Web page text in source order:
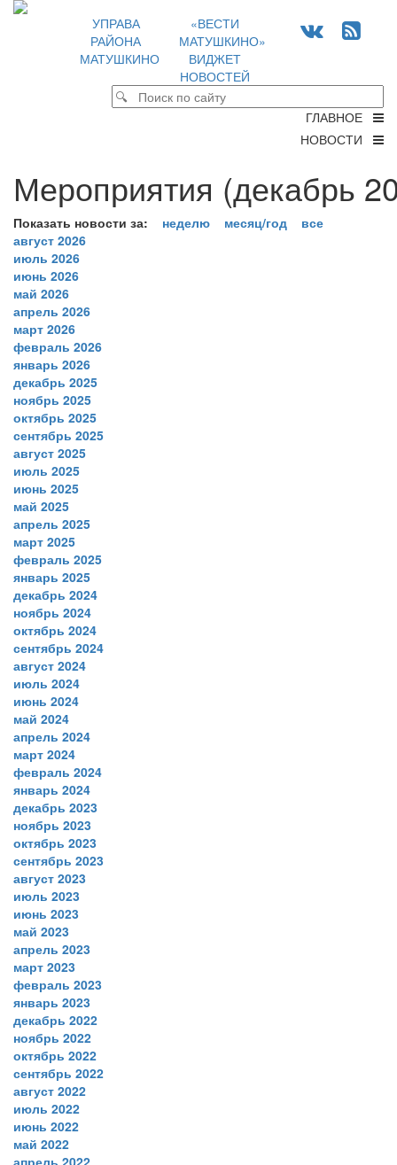
УПРАВА
РАЙОНА
МАТУШКИНО
«ВЕСТИ
МАТУШКИНО»
ВИДЖЕТ
НОВОСТЕЙ
ГЛАВНОЕ
НОВОСТИ
Мероприятия (декабрь
Показать новости за: неделю месяц/год
все
август 2026
июль 2026
июнь 2026
май 2026
апрель 2026
март 2026
февраль 2026
январь 2026
декабрь 2025
ноябрь 2025
октябрь 2025
сентябрь 2025
август 2025
июль 2025
июнь 2025
май 2025
апрель 2025
март 2025
февраль 2025
январь 2025
декабрь 2024
ноябрь 2024
октябрь 2024
сентябрь 2024
август 2024
июль 2024
июнь 2024
май 2024
апрель 2024
март 2024
февраль 2024
январь 2024
декабрь 2023
ноябрь 2023
октябрь 2023
сентябрь 2023
август 2023
июль 2023
июнь 2023
май 2023
апрель 2023
март 2023
февраль 2023
январь 2023
декабрь 2022
ноябрь 2022
октябрь 2022
сентябрь 2022
август 2022
июль 2022
июнь 2022
май 2022
апрель 2022